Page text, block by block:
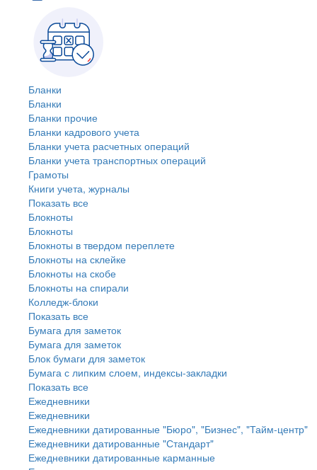
Бланки
Бланки
Бланки прочие
Бланки кадрового учета
Бланки учета расчетных операций
Бланки учета транспортных операций
Грамоты
Книги учета, журналы
Показать все
Блокноты
Блокноты
Блокноты в твердом переплете
Блокноты на склейке
Блокноты на скобе
Блокноты на спирали
Колледж-блоки
Показать все
Бумага для заметок
Бумага для заметок
Блок бумаги для заметок
Бумага с липким слоем, индексы-закладки
Показать все
Ежедневники
Ежедневники
Ежедневники датированные "Бюро", "Бизнес", "Тайм-центр"
Ежедневники датированные "Стандарт"
Ежедневники датированные карманные